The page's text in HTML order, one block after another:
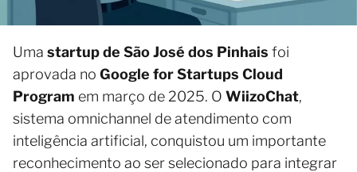
Uma startup de São José dos Pinhais foi
aprovada no Google for Startups Cloud
Program em março de 2025. O WiizoChat,
sistema omnichannel de atendimento com
inteligência artificial, conquistou um importante
reconhecimento ao ser selecionado para integrar